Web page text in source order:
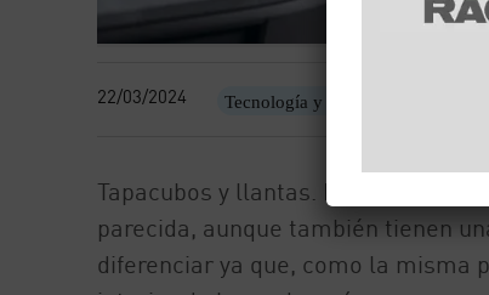
22/03/2024 Tecnología y motor
Tapacubos y llantas. Los dos se
parecida, aunque también tienen
diferenciar ya que, como la misma